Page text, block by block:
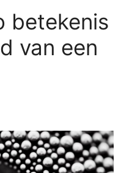
betekenis
van een